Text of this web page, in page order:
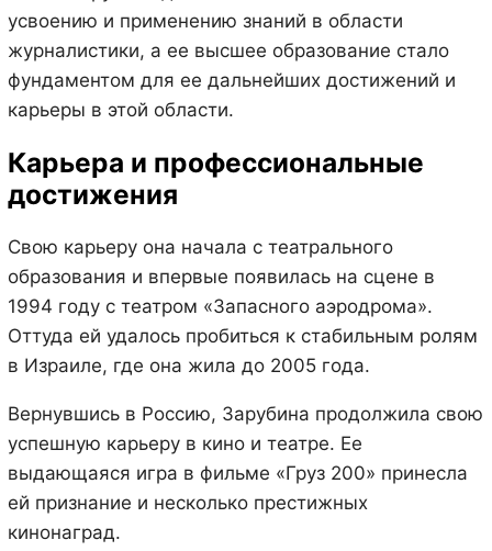
усвоению и применению знаний в области
журналистики, а ее высшее образование стало
фундаментом для ее дальнейших достижений и
карьеры в этой области.
Карьера и профессиональные
достижения
Свою карьеру она начала с театрального
образования и впервые появилась на сцене в
1994 году с театром «Запасного аэродрома».
Оттуда ей удалось пробиться к стабильным ролям
в Израиле, где она жила до 2005 года.
Вернувшись в Россию, Зарубина продолжила свою
успешную карьеру в кино и театре. Ее
выдающаяся игра в фильме «Груз 200» принесла
ей признание и несколько престижных
кинонаград.